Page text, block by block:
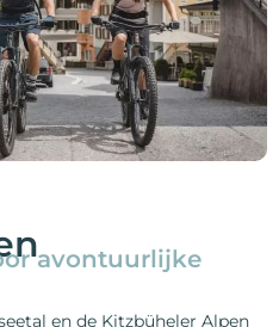
avontuurlijke
en de Kitzbüheler Alpen